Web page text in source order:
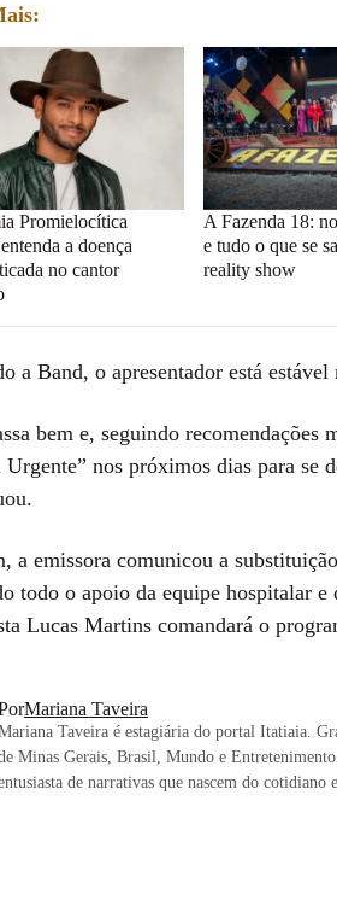
Promielocítica
a doença
no cantor
A Fazenda 18:
e tudo o que se
reality show
a Band, o apresentador está
bem e, seguindo recomendações
nos próximos dias para se
a emissora comunicou a
todo o apoio da equipe hospitalar
Lucas Martins comandará o
Mariana Taveira
Taveira é estagiária do portal Itatiaia.
Minas Gerais, Brasil, Mundo e
de narrativas que nascem do cotidiano